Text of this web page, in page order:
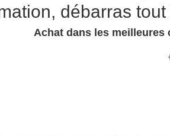
débarras
Achat dans les